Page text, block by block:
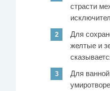
страсти
Для
желтые и
Для